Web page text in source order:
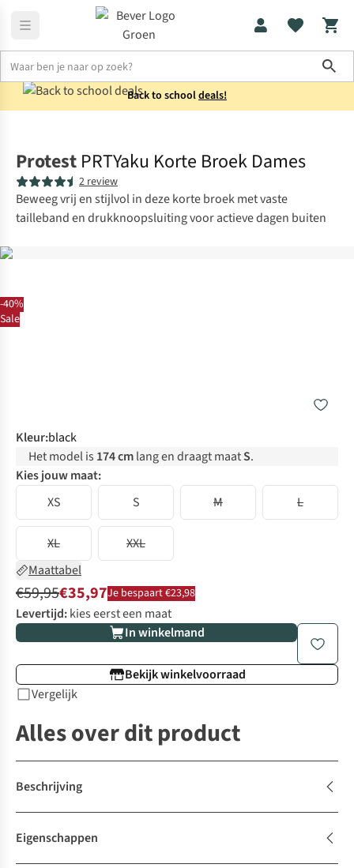
Back to schooldeals!
-40%
Sale
Protest PRTYaku Korte Broek Dames
2 review
Beweeg vrij en stijlvol in deze korte broek met vaste
tailleband en drukknoopsluiting voor actieve dagen buiten
Kleur:black
Het model is 174 cmlang en draagt maatS.
Kies jouw maat:
XS
S M L
XL
XXL
Maattabel
€59,95€35,97Je bespaart €23,98
Levertijd:kies eerst een maat
In winkelmand
Bekijk winkelvoorraad
Vergelijk
Alles over dit product
Beschrijving
Eigenschappen